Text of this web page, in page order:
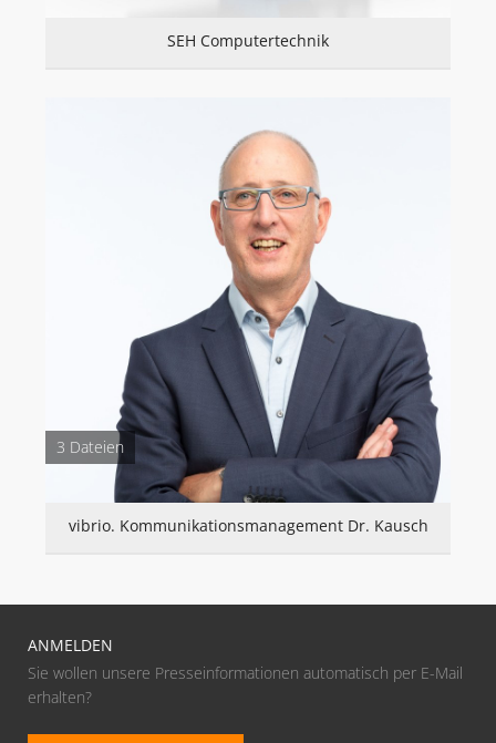
SEH Computertechnik
3 Dateien
vibrio. Kommunikationsmanagement Dr. Kausch
ANMELDEN
Sie wollen unsere Presseinformationen automatisch per E-Mail
erhalten?